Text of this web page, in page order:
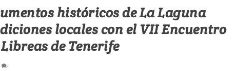
históricos de La Laguna
locales con el VII Encuentro
de Tenerife